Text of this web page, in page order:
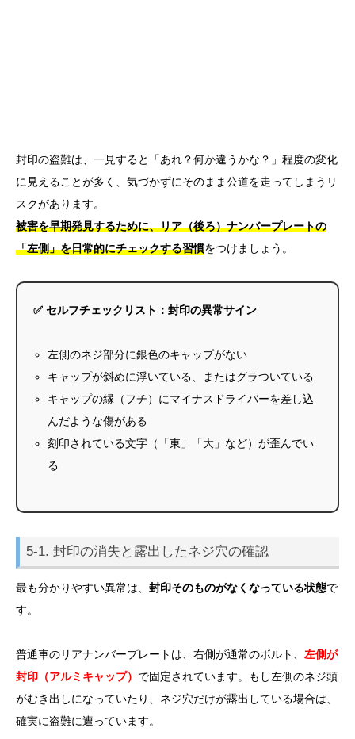
封印の盗難は、一見すると「あれ？何か違うかな？」程度の変化
に見えることが多く、気づかずにそのまま公道を走ってしまうリ
スクがあります。
被害を早期発見するために、リア（後ろ）ナンバープレートの
「左側」を日常的にチェックする習慣をつけましょう。
✅ セルフチェックリスト：封印の異常サイン
左側のネジ部分に銀色のキャップがない
キャップが斜めに浮いている、またはグラついている
キャップの縁（フチ）にマイナスドライバーを差し込
んだような傷がある
刻印されている文字（「東」「大」など）が歪んでい
る
5-1. 封印の消失と露出したネジ穴の確認
最も分かりやすい異常は、 封印そのものがなくなっている状態で
す。
普通車のリアナンバープレートは、右側が通常のボルト、 左側が
封印（アルミキャップ） で固定されています。もし左側のネジ頭
がむき出しになっていたり、ネジ穴だけが露出している場合は、
確実に盗難に遭っています。